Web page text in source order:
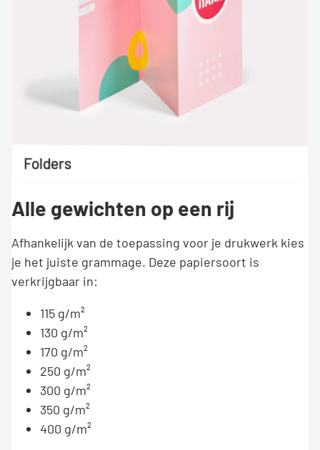
Folders
Alle gewichten op een rij
Afhankelijk van de toepassing voor je drukwerk kies
je het juiste grammage. Deze papiersoort is
verkrijgbaar in:
115 g/m²
130 g/m²
170 g/m²
250 g/m²
300 g/m²
350 g/m²
400 g/m²